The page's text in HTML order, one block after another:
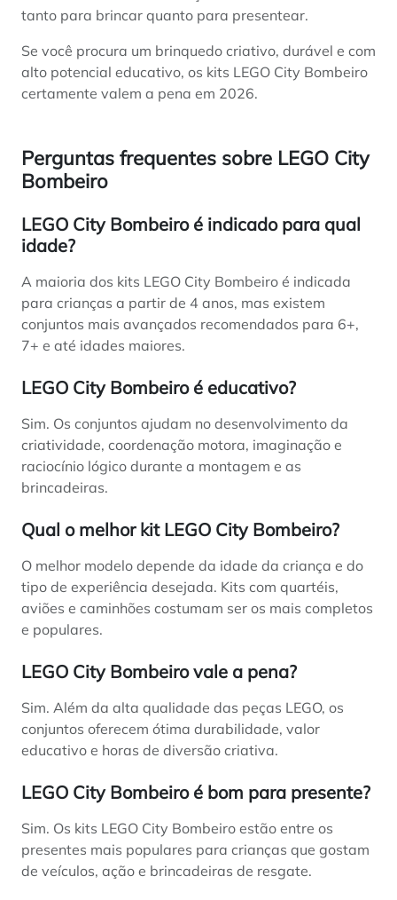
tanto para brincar quanto para presentear.
Se você procura um brinquedo criativo, durável e com
alto potencial educativo, os kits LEGO City Bombeiro
certamente valem a pena em 2026.
Perguntas frequentes sobre LEGO City
Bombeiro
LEGO City Bombeiro é indicado para qual
idade?
A maioria dos kits LEGO City Bombeiro é indicada
para crianças a partir de 4 anos, mas existem
conjuntos mais avançados recomendados para 6+,
7+ e até idades maiores.
LEGO City Bombeiro é educativo?
Sim. Os conjuntos ajudam no desenvolvimento da
criatividade, coordenação motora, imaginação e
raciocínio lógico durante a montagem e as
brincadeiras.
Qual o melhor kit LEGO City Bombeiro?
O melhor modelo depende da idade da criança e do
tipo de experiência desejada. Kits com quartéis,
aviões e caminhões costumam ser os mais completos
e populares.
LEGO City Bombeiro vale a pena?
Sim. Além da alta qualidade das peças LEGO, os
conjuntos oferecem ótima durabilidade, valor
educativo e horas de diversão criativa.
LEGO City Bombeiro é bom para presente?
Sim. Os kits LEGO City Bombeiro estão entre os
presentes mais populares para crianças que gostam
de veículos, ação e brincadeiras de resgate.